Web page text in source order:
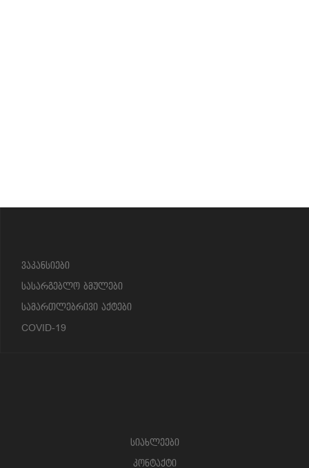
ვაკანსიები
სასარგებლო ბმულები
სამართლებრივი აქტები
COVID-19
სიახლეები
კონტაქტი